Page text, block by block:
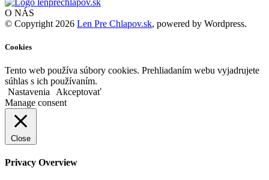
O NÁS
© Copyright 2026 Len Pre Chlapov.sk, powered by Wordpress.
Cookies
Tento web používa súbory cookies. Prehliadaním webu vyjadrujete
súhlas s ich používaním.
Nastavenia
Akceptovať
Manage consent
Close
Privacy Overview